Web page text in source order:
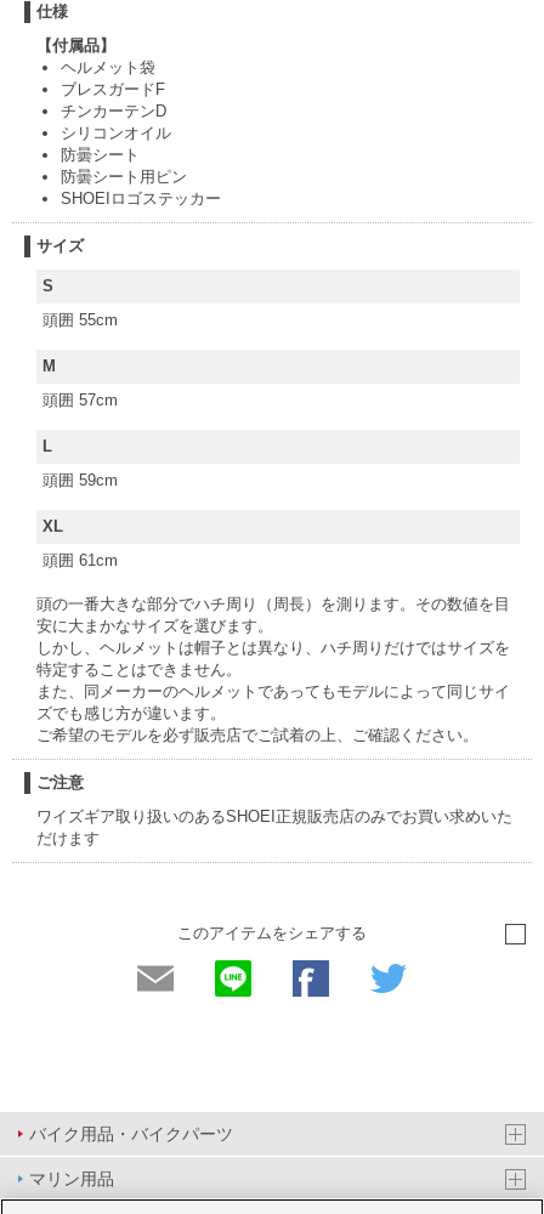
仕様
【付属品】
ヘルメット袋
ブレスガードF
チンカーテンD
シリコンオイル
防曇シート
防曇シート用ピン
SHOEIロゴステッカー
サイズ
S
頭囲 55cm
M
頭囲 57cm
L
頭囲 59cm
XL
頭囲 61cm
頭の一番大きな部分でハチ周り（周長）を測ります。その数値を目
安に大まかなサイズを選びます。
しかし、ヘルメットは帽子とは異なり、ハチ周りだけではサイズを
特定することはできません。
また、同メーカーのヘルメットであってもモデルによって同じサイ
ズでも感じ方が違います。
ご希望のモデルを必ず販売店でご試着の上、ご確認ください。
ご注意
ワイズギア取り扱いのあるSHOEI正規販売店のみでお買い求めいた
だけます
このアイテムをシェアする
バイク用品・バイクパーツ
マリン用品